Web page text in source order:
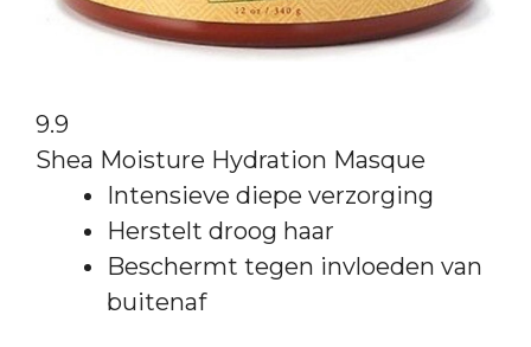
9.9
Shea Moisture Hydration Masque
Intensieve diepe verzorging
Herstelt droog haar
Beschermt tegen invloeden van
buitenaf